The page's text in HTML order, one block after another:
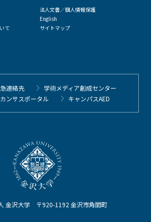
金沢大学 〒920-1192 金沢市角間町
て
法人文書／個人情報保護
English
サイトマップ
連絡先
学術メディア創成センター
ンサスポータル
キャンパスAED